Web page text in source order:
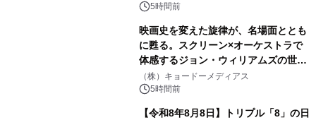
5時間前
映画史を変えた旋律が、名場面ととも
に甦る。スクリーン×オーケストラで
体感するジョン・ウィリアムズの世
界。ジョン・ウィリアムズ：シネマ・
スペクタキュラー・コンサート 開催決
（株）キョードーメディアス
5時間前
【令和8年8月8日】トリプル「8」の日